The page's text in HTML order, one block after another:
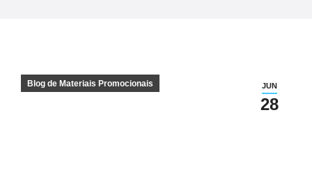
JUN
28
Blog de Materiais Promocionais